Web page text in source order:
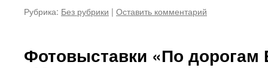
Рубрика: Без рубрики | Оставить комментарий
Фотовыставки «По дорогам